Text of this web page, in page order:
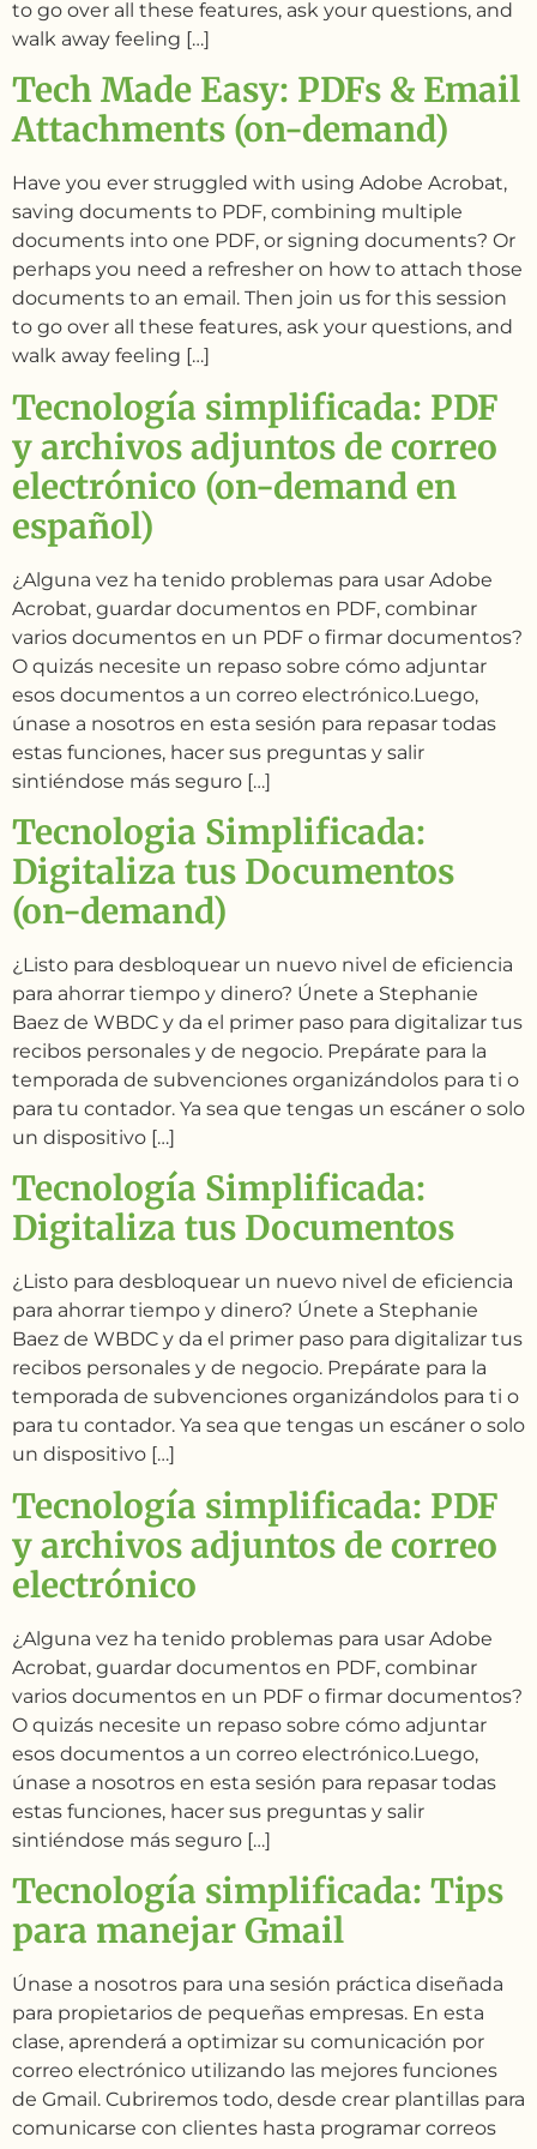
to go over all these features, ask your questions, and
walk away feeling […]
Tech Made Easy: PDFs & Email
Attachments (on-demand)
Have you ever struggled with using Adobe Acrobat,
saving documents to PDF, combining multiple
documents into one PDF, or signing documents? Or
perhaps you need a refresher on how to attach those
documents to an email. Then join us for this session
to go over all these features, ask your questions, and
walk away feeling […]
Tecnología simplificada: PDF
y archivos adjuntos de correo
electrónico (on-demand en
español)
¿Alguna vez ha tenido problemas para usar Adobe
Acrobat, guardar documentos en PDF, combinar
varios documentos en un PDF o firmar documentos?
O quizás necesite un repaso sobre cómo adjuntar
esos documentos a un correo electrónico.Luego,
únase a nosotros en esta sesión para repasar todas
estas funciones, hacer sus preguntas y salir
sintiéndose más seguro […]
Tecnologia Simplificada:
Digitaliza tus Documentos
(on-demand)
¿Listo para desbloquear un nuevo nivel de eficiencia
para ahorrar tiempo y dinero? Únete a Stephanie
Baez de WBDC y da el primer paso para digitalizar tus
recibos personales y de negocio. Prepárate para la
temporada de subvenciones organizándolos para ti o
para tu contador. Ya sea que tengas un escáner o solo
un dispositivo […]
Tecnología Simplificada:
Digitaliza tus Documentos
¿Listo para desbloquear un nuevo nivel de eficiencia
para ahorrar tiempo y dinero? Únete a Stephanie
Baez de WBDC y da el primer paso para digitalizar tus
recibos personales y de negocio. Prepárate para la
temporada de subvenciones organizándolos para ti o
para tu contador. Ya sea que tengas un escáner o solo
un dispositivo […]
Tecnología simplificada: PDF
y archivos adjuntos de correo
electrónico
¿Alguna vez ha tenido problemas para usar Adobe
Acrobat, guardar documentos en PDF, combinar
varios documentos en un PDF o firmar documentos?
O quizás necesite un repaso sobre cómo adjuntar
esos documentos a un correo electrónico.Luego,
únase a nosotros en esta sesión para repasar todas
estas funciones, hacer sus preguntas y salir
sintiéndose más seguro […]
Tecnología simplificada: Tips
para manejar Gmail
Únase a nosotros para una sesión práctica diseñada
para propietarios de pequeñas empresas. En esta
clase, aprenderá a optimizar su comunicación por
correo electrónico utilizando las mejores funciones
de Gmail. Cubriremos todo, desde crear plantillas para
comunicarse con clientes hasta programar correos